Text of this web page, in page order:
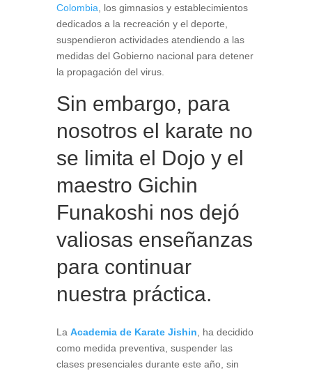
Colombia , los gimnasios y establecimientos
dedicados a la recreación y el deporte,
suspendieron actividades atendiendo a las
medidas del Gobierno nacional para detener
la propagación del virus.
Sin embargo, para
nosotros el karate no
se limita el Dojo y el
maestro Gichin
Funakoshi nos dejó
valiosas enseñanzas
para continuar
nuestra práctica.
La Academia de Karate Jishin , ha decidido
como medida preventiva, suspender las
clases presenciales durante este año, sin